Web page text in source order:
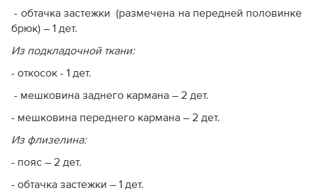
- обтачка застежки (размечена на передней половинке
брюк) – 1 дет.
Из подкладочной ткани:
- откосок - 1 дет.
- мешковина заднего кармана – 2 дет.
- мешковина переднего кармана – 2 дет.
Из флизелина:
- пояс – 2 дет.
- обтачка застежки – 1 дет.